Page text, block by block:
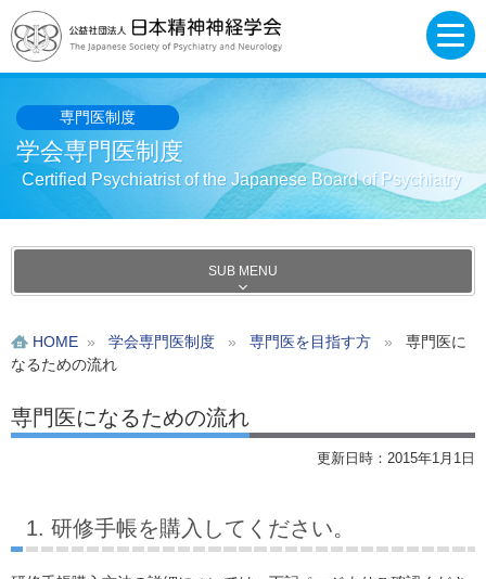
専門医制度
学会専門医制度
Certified Psychiatrist of the Japanese Board of Psychiatry
SUB MENU
HOME » 学会専門医制度 » 専門医を目指す方 »
専門医に
なるための流れ
専門医になるための流れ
更新日時：2015年1月1日
1. 研修手帳を購入してください。